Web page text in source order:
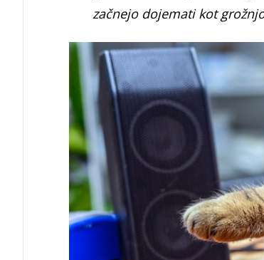
začnejo dojemati kot